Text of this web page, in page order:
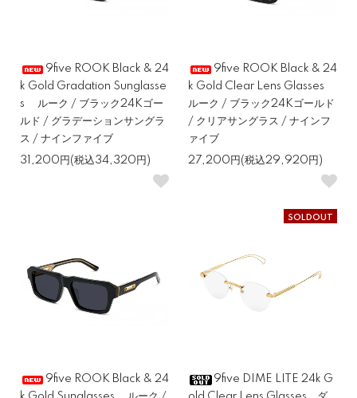
9five ROOK Black & 24
k Gold Gradation Sunglasse
s ルーク / ブラック24Kゴー
ルド / グラデーションサングラ
ス / ナインファイブ
31,200円(税込34,320円)
9five ROOK Black & 24
k Gold Clear Lens Glasses
ルーク / ブラック24Kゴールド
/ クリアサングラス / ナインフ
ァイブ
27,200円(税込29,920円)
9five ROOK Black & 24
SOLDOUT
9five DIME LITE 24k G